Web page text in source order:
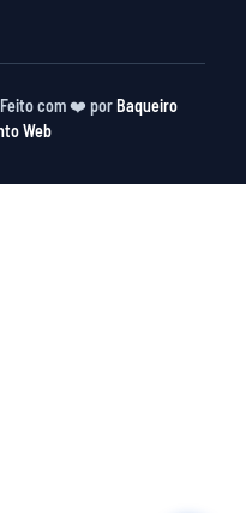
| Feito com ❤️ porBaqueiro
Web